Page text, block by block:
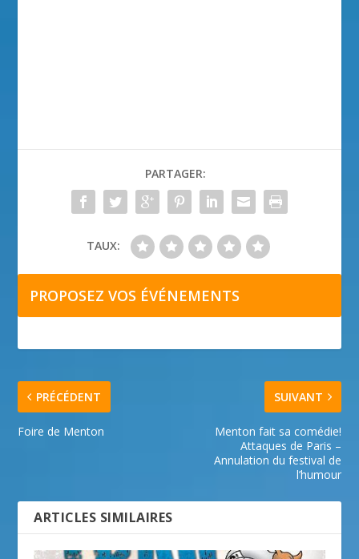
PARTAGER:
TAUX:
PROPOSEZ VOS ÉVÉNEMENTS
PRÉCÉDENT
Foire de Menton
SUIVANT
Menton fait sa comédie!
Attaques de Paris –
Annulation du festival de
l’humour
ARTICLES SIMILAIRES